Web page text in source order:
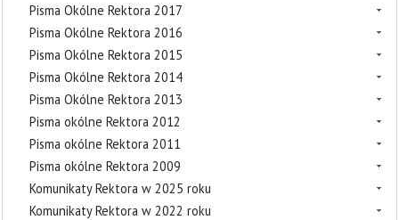
Pisma Okólne Rektora 2017
Pisma Okólne Rektora 2016
Pisma Okólne Rektora 2015
Pisma Okólne Rektora 2014
Pisma Okólne Rektora 2013
Pisma okólne Rektora 2012
Pisma okólne Rektora 2011
Pisma okólne Rektora 2009
Komunikaty Rektora w 2025 roku
Komunikaty Rektora w 2022 roku